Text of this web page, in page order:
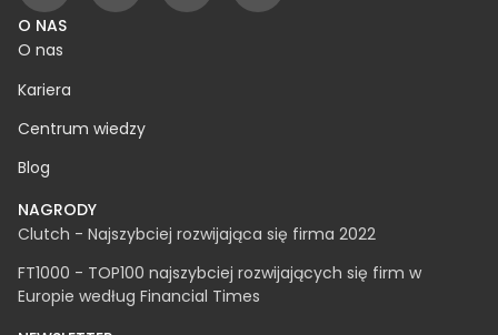
O NAS
Centrum wiedzy
NAGRODY
FT1000 - TOP100 najszybciej rozwijających się firm w